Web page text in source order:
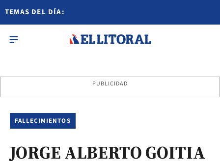
TEMAS DEL DÍA:
PUBLICIDAD
FALLECIMIENTOS
JORGE ALBERTO GOITIA